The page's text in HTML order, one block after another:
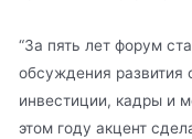
“За пять лет форум
обсуждения развития
инвестиции, кадры и
этом году акцент